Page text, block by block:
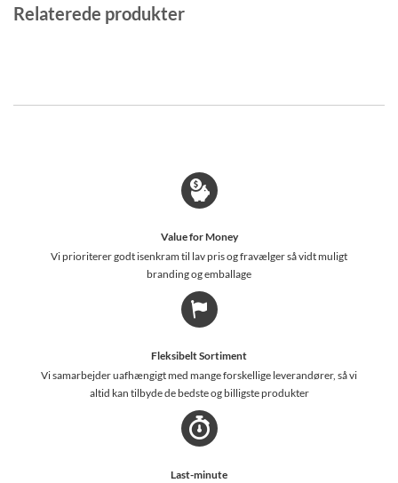
Relaterede produkter
Value for Money
Vi prioriterer godt isenkram til lav pris og fravælger så vidt muligt
branding og emballage
Fleksibelt Sortiment
Vi samarbejder uafhængigt med mange forskellige leverandører, så vi
altid kan tilbyde de bedste og billigste produkter
Last-minute